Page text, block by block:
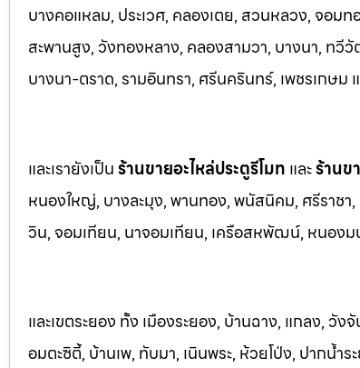
บางคอแหลม, ประเวศ, คลองเตย, สวนหลวง, จอมท
สะพานสูง, วังทองหลาง, คลองสามวา, บางนา, ทวี
บางนา-ตราด,รามอินทรา, ศรีนครินทร์, เพชรเกษม
และเรายังเป็นร้านขายอะไหล่ประตูรีโมท และร้านข
หนองใหญ่, บางละมุง, พานทอง, พนัสนิคม, ศรีราชา,
วิน, จอมเทียน, นาจอมเทียน, เครือสหพัฒน์, หนอง
และเขตระยอง ทั้ง เมืองระยอง, บ้านฉาง, แกลง,
อมตะซิตี้, บ้านเพ, ทับมา, เนินพระ, ห้วยโป่ง, ปากน้ำ